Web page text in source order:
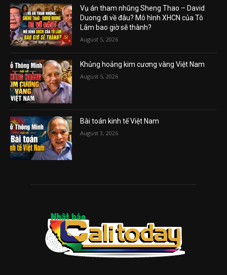
Vụ án tham nhũng Sheng Thao – David
Duong đi về đâu? Mô hình XHCN của Tô
Lâm bao giờ sẽ thành?
August 5, 2026
Khủng hoảng kim cương vàng Việt Nam
August 5, 2026
Bài toán kinh tế Việt Nam
August 3, 2026